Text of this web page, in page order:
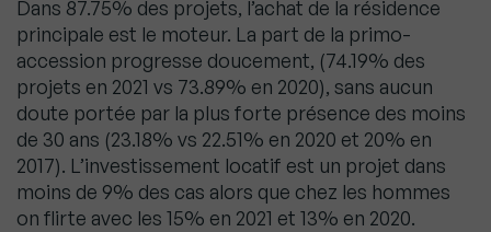
Dans 87.75% des projets, l’achat de la résidence
principale est le moteur. La part de la primo-
accession progresse doucement, (74.19% des
projets en 2021 vs 73.89% en 2020), sans aucun
doute portée par la plus forte présence des moins
de 30 ans (23.18% vs 22.51% en 2020 et 20% en
2017). L’investissement locatif est un projet dans
moins de 9% des cas alors que chez les hommes
on flirte avec les 15% en 2021 et 13% en 2020.